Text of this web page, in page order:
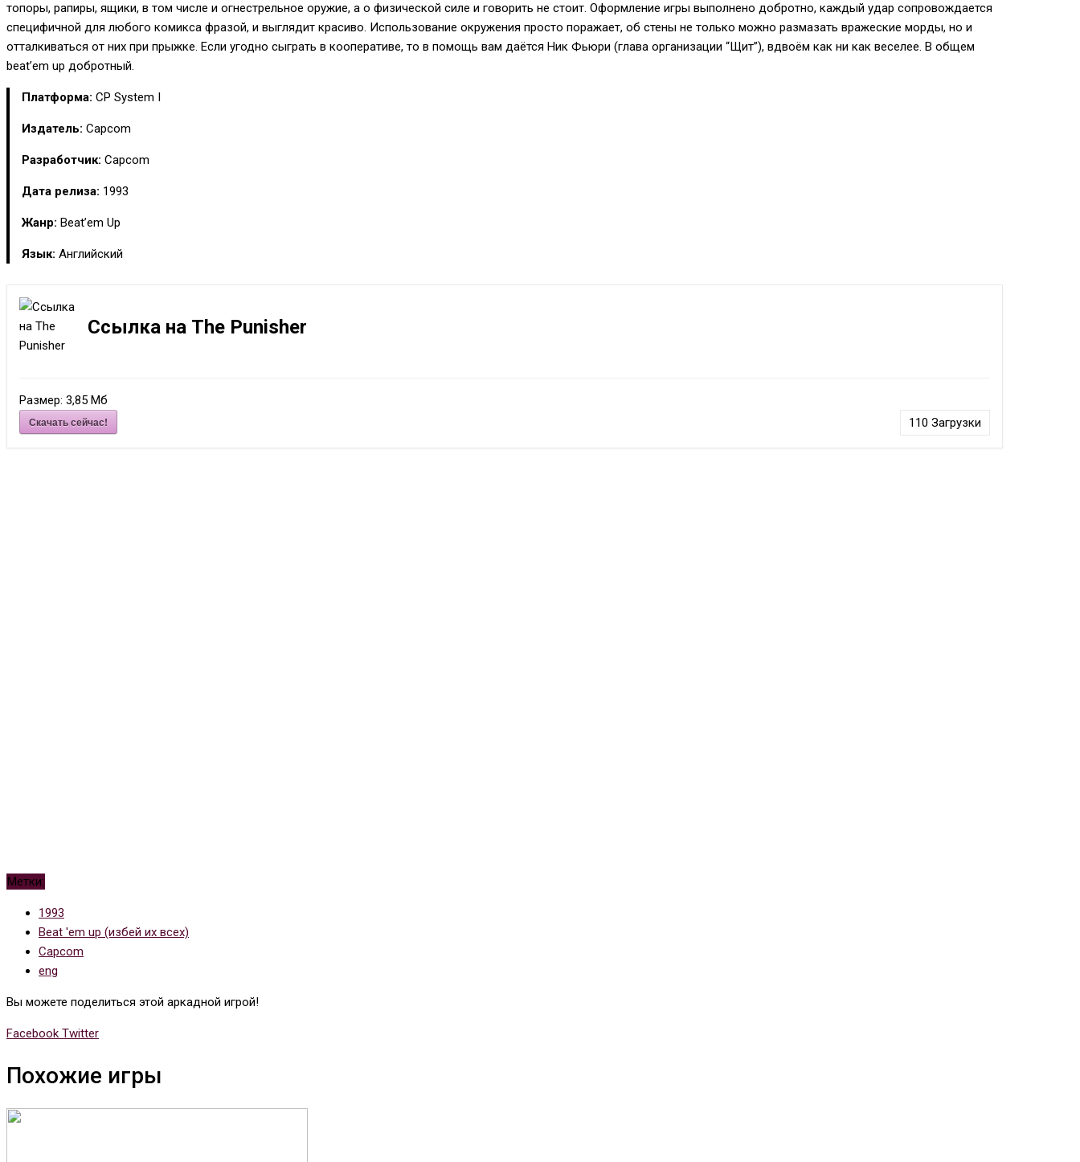
топоры, рапиры, ящики, в том числе и огнестрельное оружие, а о физической силе и говорить не стоит. Оформление игры выполнено добротно, каждый удар сопровождается
специфичной для любого комикса фразой, и выглядит красиво. Использование окружения просто поражает, об стены не только можно размазать вражеские морды, но и
отталкиваться от них при прыжке. Если угодно сыграть в кооперативе, то в помощь вам даётся Ник Фьюри (глава организации “Щит”), вдвоём как ни как веселее. В общем
beat’em up добротный.
Платформа: CP System I
Издатель: Capcom
Разработчик: Capcom
Дата релиза: 1993
Жанр: Beat’em Up
Язык: Английский
Ссылка на The Punisher
Размер: 3,85 Мб
Скачать сейчас!
110 Загрузки
Метки:
1993
Beat 'em up (избей их всех)
Capcom
eng
Вы можете поделиться этой аркадной игрой!
Facebook TwitterWhatsapp
Tumblr
Pinterest
Reddit
Share
Email
Print
Похожие игры